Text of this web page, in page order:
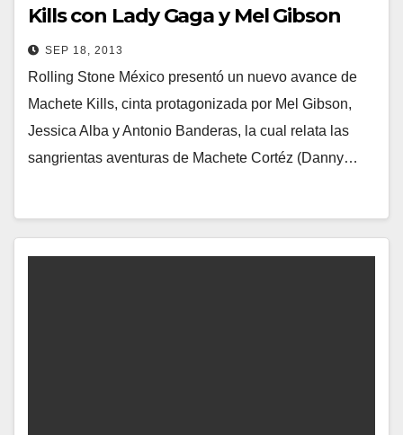
Kills con Lady Gaga y Mel Gibson
SEP 18, 2013
Rolling Stone México presentó un nuevo avance de
Machete Kills, cinta protagonizada por Mel Gibson,
Jessica Alba y Antonio Banderas, la cual relata las
sangrientas aventuras de Machete Cortéz (Danny…